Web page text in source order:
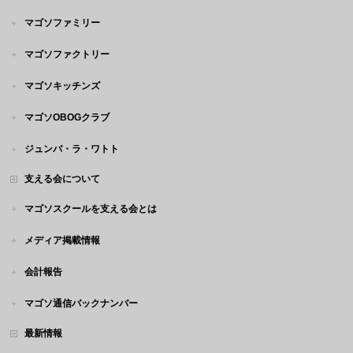
マゴソファミリー
マゴソファクトリー
マゴソキッチンズ
マゴソOBOGクラブ
ジュンバ・ラ・ワトト
支える会について
マゴソスクールを支える会とは
メディア掲載情報
会計報告
マゴソ通信バックナンバー
最新情報